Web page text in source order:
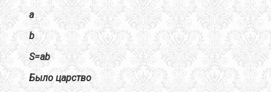
a
b
S=ab
Было царство